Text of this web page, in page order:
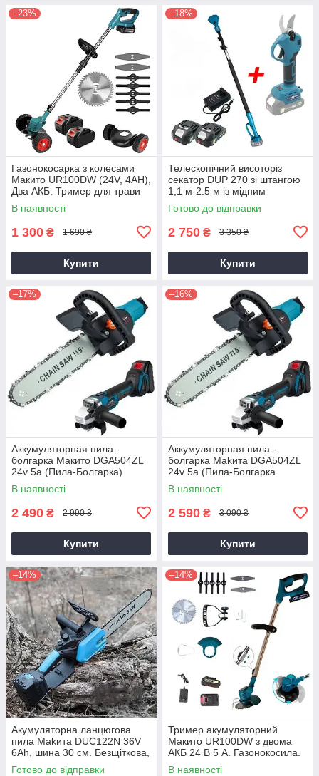
–23%
Газонокосарка з колесами
Макито UR100DW (24V, 4AH),
Два АКБ. Тример для трави
В наявності
1 300 ₴ 1 690 ₴
Купити
–18%
Телескопічний висоторіз
секатор DUP 270 зі штангою
1,1 м-2.5 м із мідним
двигуном
Готово до відправки
2 750 ₴ 3 350 ₴
Купити
–17%
Аккумуляторная пила -
болгарка Mакито DGA504ZL
24v 5a (Пила-Болгарка)
В наявності
2 490 ₴ 2 990 ₴
Купити
–16%
Аккумуляторная пила -
болгарка Makитa DGA504ZL
24v 5a (Пила-Болгарка
Макита)
В наявності
2 590 ₴ 3 090 ₴
Купити
–14%
Акумуляторна ланцюгова
пила Makита DUC122N 36V
6Ah, шина 30 см. Безщіткова,
Змащення ланцюга.
Готово до відправки
–14%
Тример акумуляторний
Макито UR100DW з двома
АКБ 24 В 5 А. Газонокосила.
В наявності